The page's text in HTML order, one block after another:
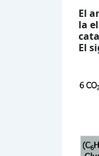
El
la
El